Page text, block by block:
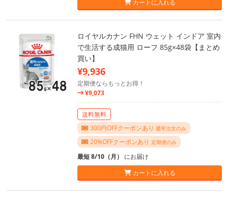
カートに入れる
ロイヤルカナン FHN ウェット インドア 室内
で生活する成猫用 ローフ 85g×48袋【まとめ
買い】
¥9,936
定期便ならもっとお得！
¥9,073
送料無料
300円OFFクーポンあり 通常注文のみ
20%OFFクーポンあり 定期便のみ
最短 8/10（月） にお届け
カートに入れる